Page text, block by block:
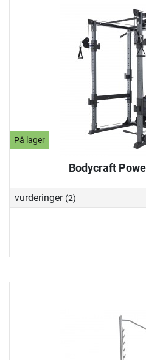
På lager
Bodycraft
vurderinger (2)